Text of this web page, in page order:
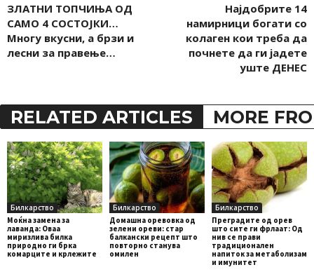
ЗЛАТНИ ТОПЧИЊА ОД
САМО 4 СОСТОЈКИ…
Многу вкусни, а брзи и
лесни за правење…
Најдобрите 14
намирници богати со
колаген кои треба да
почнете да ги јадете
уште ДЕНЕС
RELATED ARTICLES MORE
Билкарство
Моќна замена за
лаванда: Оваа
миризлива билка
природно ги брка
комарците и крлежите
Билкарство
Домашна оревовка од
зелени ореви: стар
балкански рецепт што
повторно станува
омилен
Билкарство
Преградите од орев
што сите ги фрлаат: Од
нив се прави
традиционален
напиток за метаболизам
и имунитет